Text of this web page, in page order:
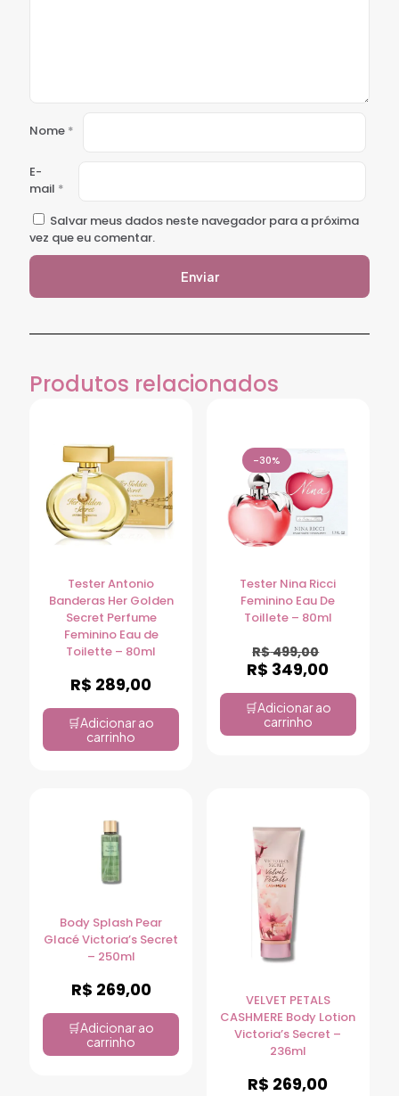
Nome *
E-
mail *
Salvar meus dados neste navegador para a próxima
vez que eu comentar.
Produtos relacionados
Tester Antonio
Banderas Her Golden
Secret Perfume
Feminino Eau de
Toilette – 80ml
R$ 289,00
Adicionar ao
carrinho
-30%
Tester Nina Ricci
Feminino Eau De
Toillete – 80ml
R$499,00
R$ 349,00
Adicionar ao
carrinho
Body Splash Pear
Glacé Victoria’s Secret
– 250ml
R$ 269,00
Adicionar ao
carrinho
VELVET PETALS
CASHMERE Body Lotion
Victoria’s Secret –
236ml
R$ 269,00